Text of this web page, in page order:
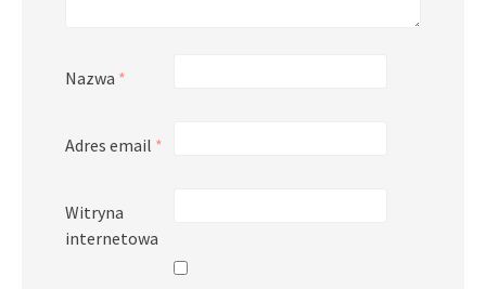
Nazwa *
Adres email *
Witryna
internetowa